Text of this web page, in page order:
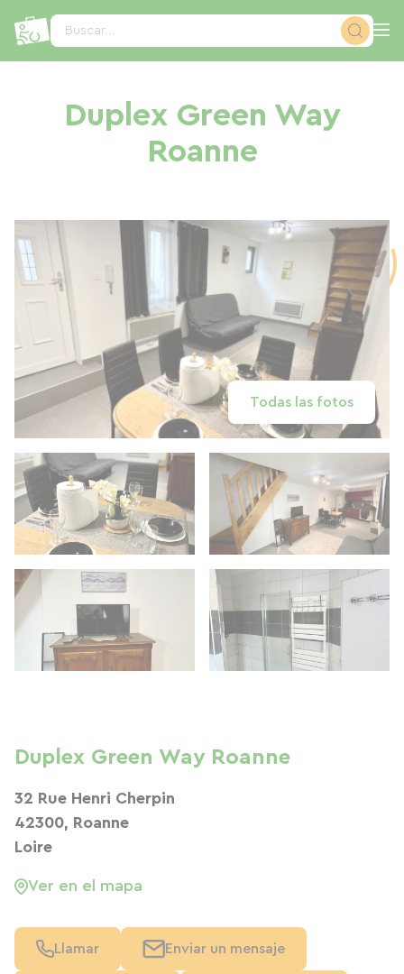
Buscar...
Duplex Green Way
Roanne
Todas las fotos
Duplex Green Way Roanne
32 Rue Henri Cherpin
42300, Roanne
Loire
Ver en el mapa
Llamar Enviar un mensaje
Panel de gestión de cookies